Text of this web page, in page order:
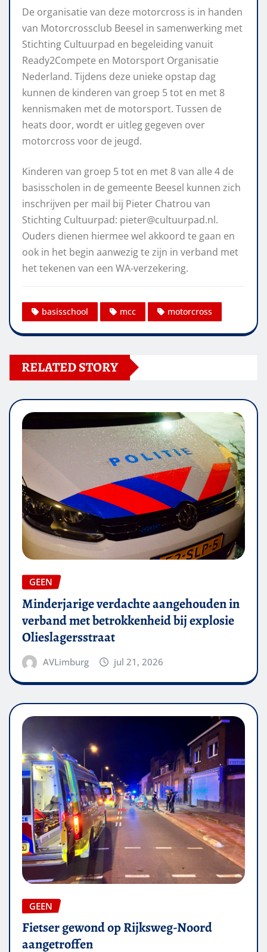
De organisatie van deze motorcross is in handen
van Motorcrossclub Beesel in samenwerking met
Stichting Cultuurpad en begeleiding vanuit
Ready2Compete en Motorsport Organisatie
Nederland. Tijdens deze unieke opstap dag
kunnen de kinderen van groep 5 tot en met 8
kennismaken met de motorsport. Tussen de
heats door, wordt er uitleg gegeven over
motorcross voor de jeugd.
Kinderen van groep 5 tot en met 8 van alle 4 de
basisscholen in de gemeente Beesel kunnen zich
inschrijven per mail bij Pieter Chatrou van
Stichting Cultuurpad: pieter@cultuurpad.nl.
Ouders dienen hiermee wel akkoord te gaan en
ook in het begin aanwezig te zijn in verband met
het tekenen van een WA-verzekering.
basisschool mcc motorcross
RELATED STORY
GEEN
Minderjarige verdachte aangehouden in
verband met betrokkenheid bij explosie
Olieslagersstraat
AVLimburg jul 21, 2026
GEEN
Fietser gewond op Rijksweg-Noord
aangetroffen